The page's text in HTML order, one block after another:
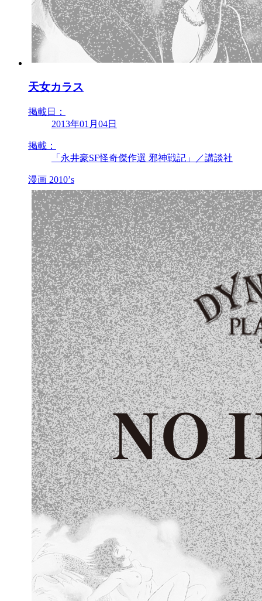
天女カラス
掲載日：
2013年01月04日
掲載：
「永井豪SF怪奇傑作選 邪神戦記」／講談社
漫画 2010’s